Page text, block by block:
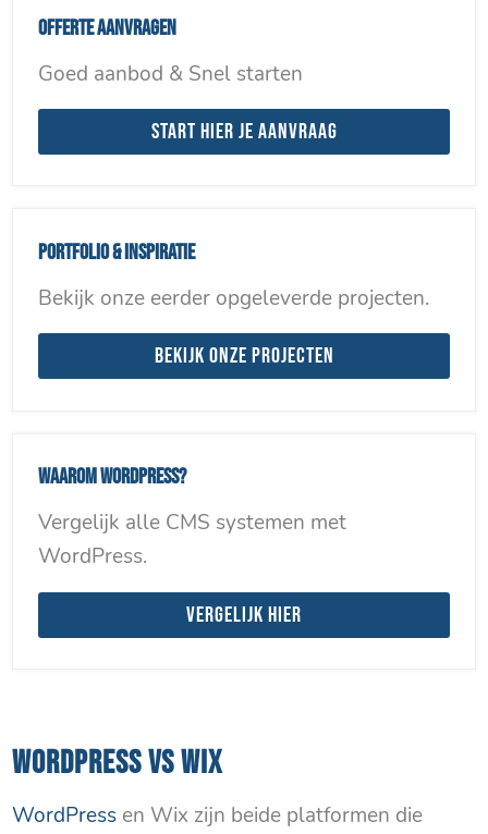
Offerte aanvragen
Goed aanbod & Snel starten
Start hier je aanvraag
Portfolio & inspiratie
Bekijk onze eerder opgeleverde projecten.
Bekijk onze projecten
Waarom WordPress?
Vergelijk alle CMS systemen met
WordPress.
Vergelijk hier
WORDPRESS VS WIX
WordPress en Wix zijn beide platformen die